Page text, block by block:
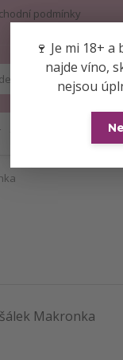
🍷 Je mi 18+
najde víno,
nejsou
Ne
podmínky
Skleničky